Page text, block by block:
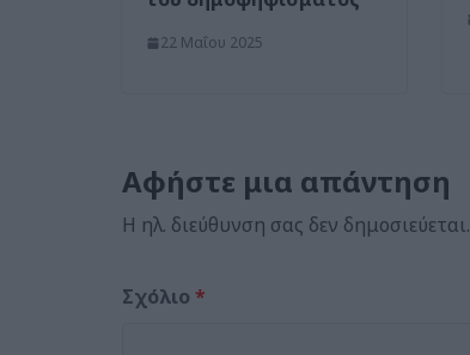
22 Μαΐου 2025
Αφήστε μια απάντηση
Η ηλ. διεύθυνση σας δεν δημοσιεύεται.
Σχόλιο *